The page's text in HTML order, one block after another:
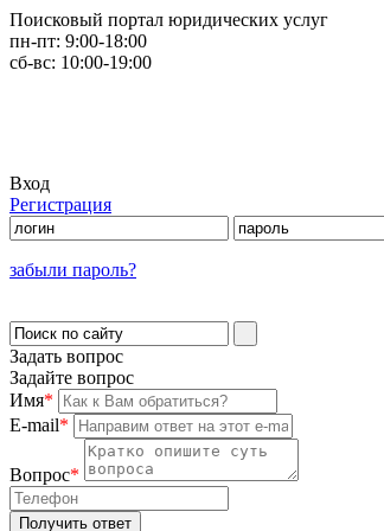
Поисковый портал юридических услуг
пн-пт: 9:00-18:00
сб-вс: 10:00-19:00
Вход
Регистрация
забыли пароль?
Задать вопрос
Задайте вопрос
Имя*
E-mail*
Вопрос*